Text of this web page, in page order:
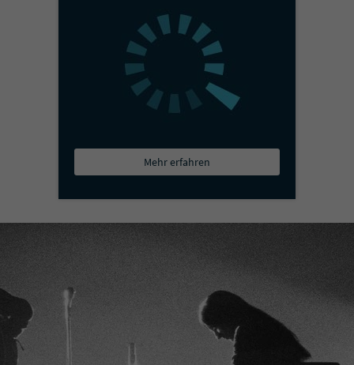
Mehr erfahren